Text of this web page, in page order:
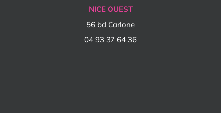
NICE OUEST
56 bd Carlone
04 93 37 64 36